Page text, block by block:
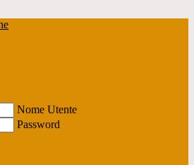
Nome Utente
Password